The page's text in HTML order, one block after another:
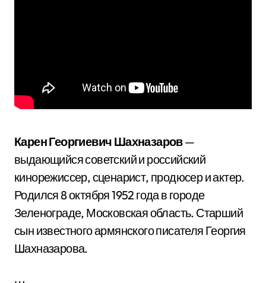
Карен Георгиевич Шахназаров—
выдающийся советский и российский
кинорежиссер, сценарист, продюсер и актер.
Родился 8 октября 1952 года в городе
Зеленограде, Московская область. Старший
сын известного армянского писателя Георгия
Шахназарова.